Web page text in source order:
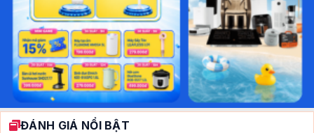
ĐÁNH GIÁ NỔI BẬT